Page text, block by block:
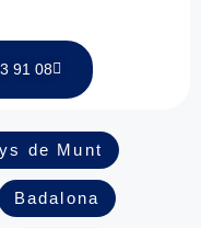
91 08
de Munt
Badalona